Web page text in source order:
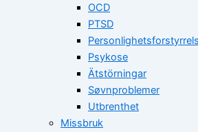
OCD
PTSD
Psykose
Ätstörningar
Søvnproblemer
Utbrenthet
Missbruk